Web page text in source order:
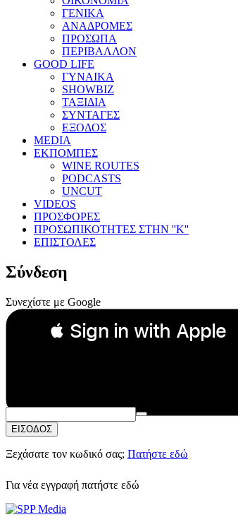
ΓΕΝΙΚΑ
ΑΝΑΔΡΟΜΕΣ
ΠΡΟΣΩΠΑ
ΠΕΡΙΒΑΛΛΟΝ
GOOD LIFE
ΓΥΝΑΙΚΑ
SHOWBIZ
ΤΑΞΙΔΙΑ
ΣΥΝΤΑΓΕΣ
ΕΞΟΔΟΣ
MEDIA
ΕΚΠΟΜΠΕΣ
WINE ROUTES
PODCASTS
UNCUT
VIDEOS
ΠΡΟΣΦΟΡΕΣ
ΠΡΟΣΩΠΙΚΟΤΗΤΕΣ ΣΤΗΝ ''Κ''
ΕΠΙΣΤΟΛΕΣ
Σύνδεση
Συνεχίστε με Google
 Sign in with Apple
Συνεχίστε με Apple
ή
Email:
Κωδικός Πρόσβασης:
ΕΙΣΟΔΟΣ
Ξεχάσατε τον κωδικό σας; Πατήστε εδώ
Για νέα εγγραφή πατήστε εδώ